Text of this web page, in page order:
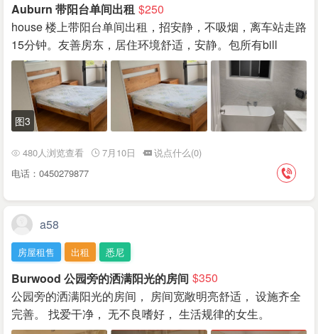
Auburn 带阳台单间出租 $250
house 楼上带阳台单间出租，招安静，不吸烟，离车站走路
15分钟。友善房东，居住环境舒适，安静。包所有bill
图3
480人浏览查看 7月10日
说点什么(0)
电话：0450279877
a58
房屋租售 出租 悉尼
Burwood 公园旁的洒满阳光的房间 $350
公园旁的洒满阳光的房间， 房间宽敞明亮舒适， 设施齐全
完善。 找爱干净， 无不良嗜好， 生活规律的女生。